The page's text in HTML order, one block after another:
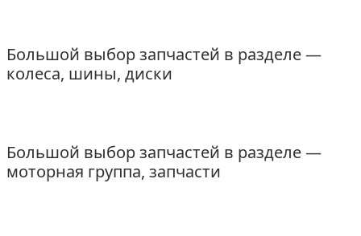
Большой выбор запчастей в разделе —
колеса, шины, диски
Большой выбор запчастей в разделе —
моторная группа, запчасти